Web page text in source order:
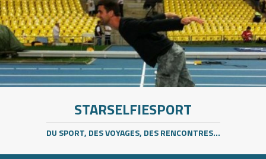
STARSELFIESPORT
DU SPORT, DES VOYAGES, DES RENCONTRES...